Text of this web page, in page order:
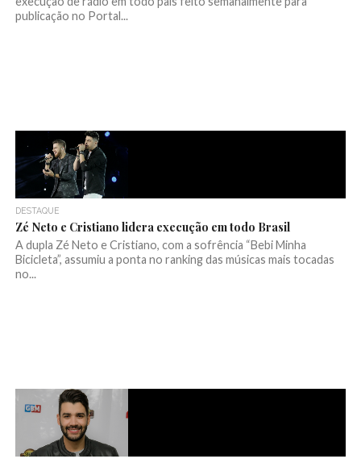
publicação no Portal...
DESTAQUE
Zé Neto e Cristiano lidera execução em todo Brasil
A dupla Zé Neto e Cristiano, com a sofrência “Bebi Minha
Bicicleta”, assumiu a ponta no ranking das músicas mais tocadas
no...